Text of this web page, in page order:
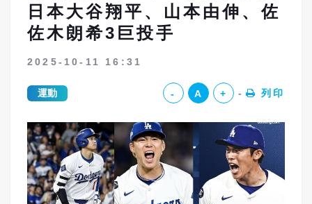
日本大谷翔平、山本由伸、佐
佐木朗希3巨投手
2025-10-11 16:31
運動 - A + 列印